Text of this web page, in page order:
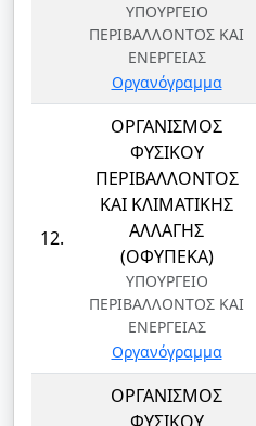
ΥΠΟΥΡΓΕΙΟ
ΠΕΡΙΒΑΛΛΟΝΤΟΣ ΚΑΙ
ΕΝΕΡΓΕΙΑΣ
Οργανόγραμμα
12.
ΟΡΓΑΝΙΣΜΟΣ
ΦΥΣΙΚΟΥ
ΠΕΡΙΒΑΛΛΟΝΤΟΣ
ΚΑΙ ΚΛΙΜΑΤΙΚΗΣ
ΑΛΛΑΓΗΣ
(ΟΦΥΠΕΚΑ)
ΥΠΟΥΡΓΕΙΟ
ΠΕΡΙΒΑΛΛΟΝΤΟΣ ΚΑΙ
ΕΝΕΡΓΕΙΑΣ
Οργανόγραμμα
ΟΡΓΑΝΙΣΜΟΣ